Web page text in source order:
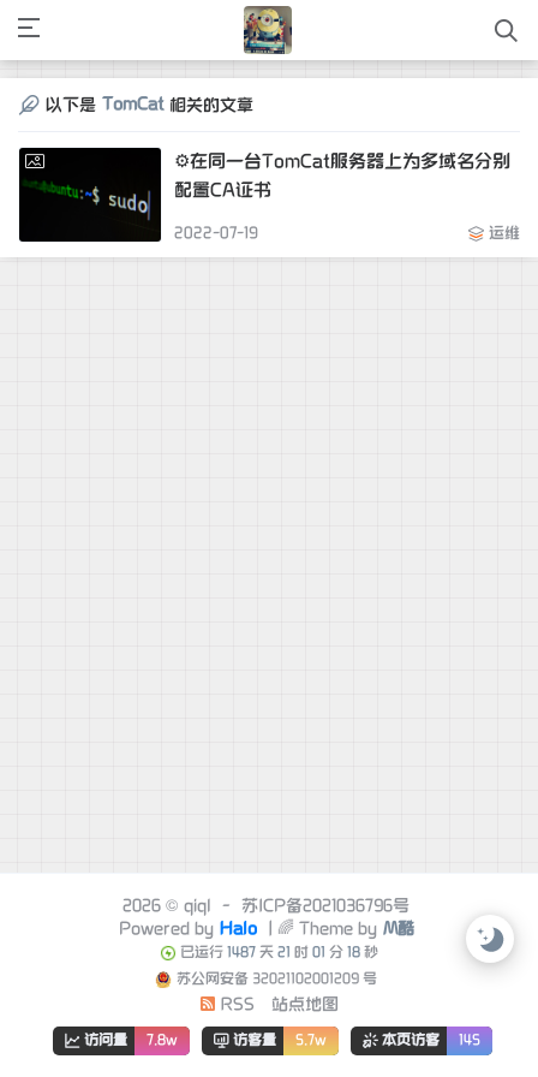
以下是 TomCat 相关的文章
⚙️在同一台TomCat服务器上为多域名分别
配置CA证书
2022-07-19 运维
2026 © qiql - 苏ICP备2021036796号
Powered by Halo | 🌈 Theme by M酷
已运行 1487 天 21 时 01 分 18 秒
苏公网安备 32021102001209 号
RSS 站点地图
访问量 7.8w 访客量 5.7w 本页访客 145